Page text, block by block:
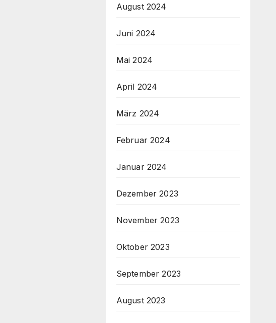
August 2024
Juni 2024
Mai 2024
April 2024
März 2024
Februar 2024
Januar 2024
Dezember 2023
November 2023
Oktober 2023
September 2023
August 2023